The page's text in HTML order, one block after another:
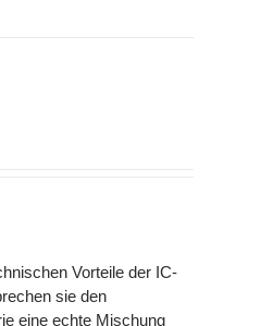
Vorteile der IC-
sie den
eine echte Mischung